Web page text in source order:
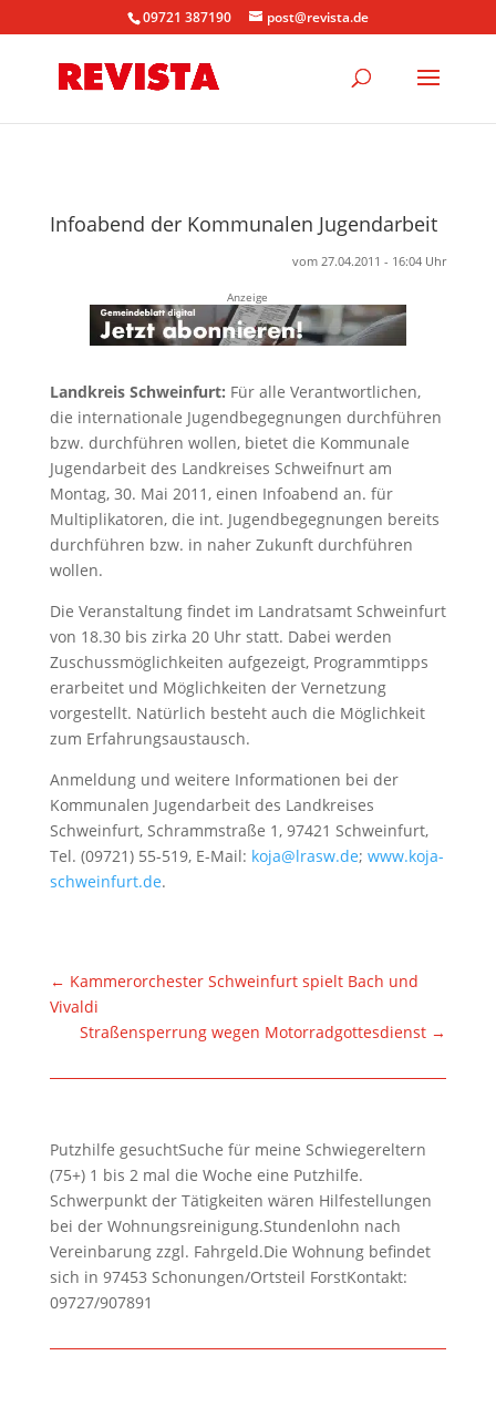
09721 387190 post@revista.de
Infoabend der Kommunalen Jugendarbeit
vom 27.04.2011 - 16:04 Uhr
Anzeige
Landkreis Schweinfurt: Für alle Verantwortlichen,
die internationale Jugendbegegnungen durchführen
bzw. durchführen wollen, bietet die Kommunale
Jugendarbeit des Landkreises Schweifnurt am
Montag, 30. Mai 2011, einen Infoabend an. für
Multiplikatoren, die int. Jugendbegegnungen bereits
durchführen bzw. in naher Zukunft durchführen
wollen.
Die Veranstaltung findet im Landratsamt Schweinfurt
von 18.30 bis zirka 20 Uhr statt. Dabei werden
Zuschussmöglichkeiten aufgezeigt, Programmtipps
erarbeitet und Möglichkeiten der Vernetzung
vorgestellt. Natürlich besteht auch die Möglichkeit
zum Erfahrungsaustausch.
Anmeldung und weitere Informationen bei der
Kommunalen Jugendarbeit des Landkreises
Schweinfurt, Schrammstraße 1, 97421 Schweinfurt,
Tel. (09721) 55-519, E-Mail: koja@lrasw.de; www.koja-
schweinfurt.de.
← Kammerorchester Schweinfurt spielt Bach und
Vivaldi
Straßensperrung wegen Motorradgottesdienst →
Putzhilfe gesuchtSuche für meine Schwiegereltern
(75+) 1 bis 2 mal die Woche eine Putzhilfe.
Schwerpunkt der Tätigkeiten wären Hilfestellungen
bei der Wohnungsreinigung.Stundenlohn nach
Vereinbarung zzgl. Fahrgeld.Die Wohnung befindet
sich in 97453 Schonungen/Ortsteil ForstKontakt:
09727/907891